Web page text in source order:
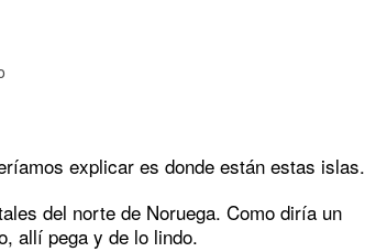
explicar es donde están estas islas.
del norte de Noruega. Como diría un
allí pega y de lo lindo.